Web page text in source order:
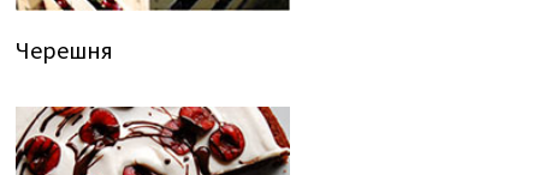
Черешня